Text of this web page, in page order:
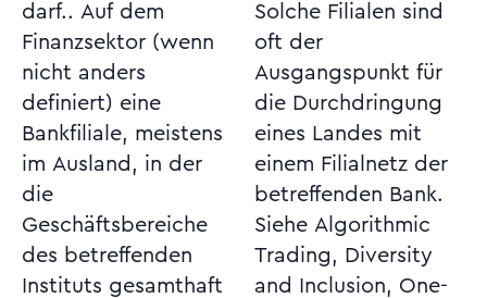
darf.. Auf dem
Finanzsektor (wenn
nicht anders
definiert) eine
Bankfiliale, meistens
im Ausland, in der
die
Geschäftsbereiche
des betreffenden
Instituts gesamthaft
Solche Filialen sind
oft der
Ausgangspunkt für
die Durchdringung
eines Landes mit
einem Filialnetz der
betreffenden Bank.
Siehe Algorithmic
Trading, Diversity
and Inclusion, One-